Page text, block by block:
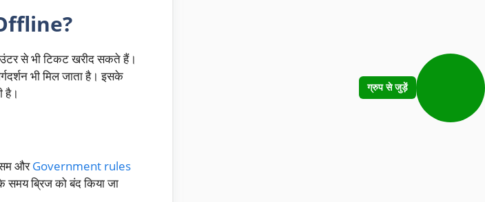
ग्रुप से जुड़ें
से भी टिकट खरीद सकते हैं।
भी मिल जाता है। इसके
है।
औरGovernment rules
समय ब्रिज को बंद किया जा